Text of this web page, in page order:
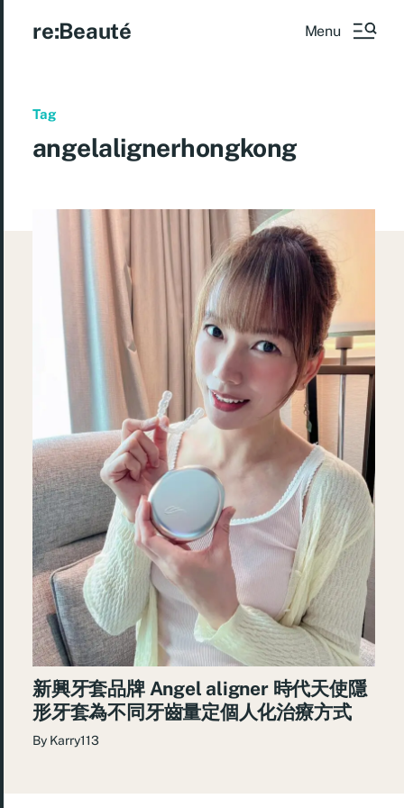
re:Beauté Menu
Tag
angelalignerhongkong
新興牙套品牌 Angel aligner 時代天使隱
形牙套為不同牙齒量定個人化治療方式
By Karry113